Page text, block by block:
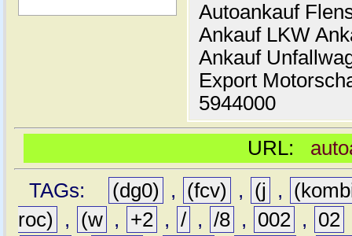
Autoankauf
Ankauf LKW
Ankauf
Export
5944000
URL:
TAGs:
(dg0) , (fcv) , (j ,
roc)
, (w , +2 , / , /8 , 002 , 02